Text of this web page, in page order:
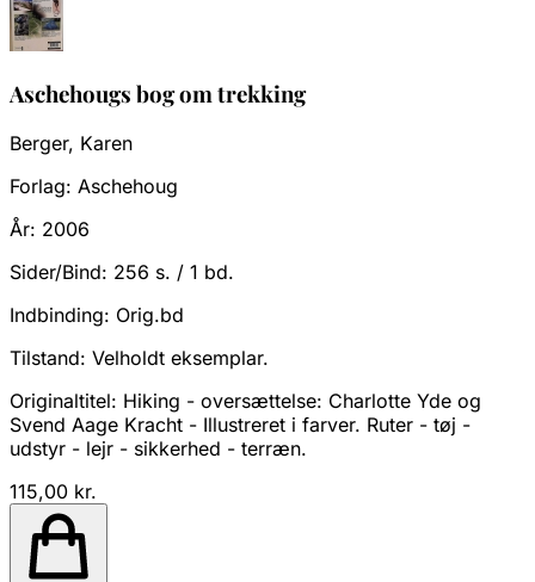
Aschehougs bog om trekking
Berger, Karen
Forlag: Aschehoug
År: 2006
Sider/Bind: 256 s. / 1 bd.
Indbinding: Orig.bd
Tilstand: Velholdt eksemplar.
Originaltitel: Hiking - oversættelse: Charlotte Yde og
Svend Aage Kracht - Illustreret i farver. Ruter - tøj -
udstyr - lejr - sikkerhed - terræn.
115,00 kr.